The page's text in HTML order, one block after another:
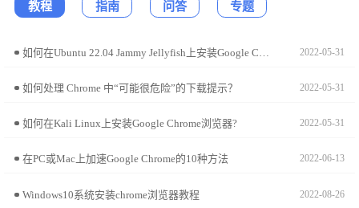
教程 指南 问答 专题
2022-05-31
如何处理 Chrome 中“可能很危险”的下载提示？ 2022-05-31
如何在Kali Linux上安装Google Chrome浏览器? 2022-05-31
在PC或Mac上加速Google Chrome的10种方法 2022-06-13
Windows10系统安装chrome浏览器教程 2022-08-26